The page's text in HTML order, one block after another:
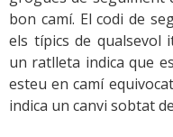
bon camí. El codi de
els típics de qualsevol
un ratlleta indica que
esteu en camí
indica un canvi sobtat